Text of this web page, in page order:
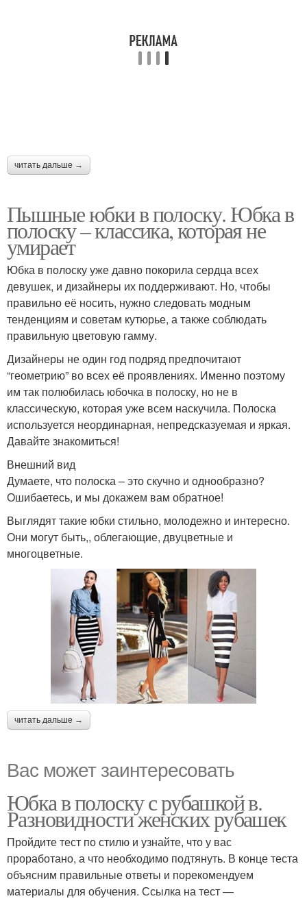
читать дальше →
Пышные юбки в полоску. Юбка в
полоску – классика, которая не
умирает
Юбка в полоску уже давно покорила сердца всех
девушек, и дизайнеры их поддерживают. Но, чтобы
правильно её носить, нужно следовать модным
тенденциям и советам кутюрье, а также соблюдать
правильную цветовую гамму.
Дизайнеры не один год подряд предпочитают
“геометрию” во всех её проявлениях. Именно поэтому
им так полюбилась юбочка в полоску, но не в
классическую, которая уже всем наскучила. Полоска
используется неординарная, непредсказуемая и яркая.
Давайте знакомиться!
Внешний вид
Думаете, что полоска – это скучно и однообразно?
Ошибаетесь, и мы докажем вам обратное!
Выглядят такие юбки стильно, молодежно и интересно.
Они могут быть,, облегающие, двуцветные и
многоцветные.
читать дальше →
Вас может заинтересовать
Юбка в полоску с рубашкой в.
Разновидности женских рубашек
Пройдите тест по стилю и узнайте, что у вас
проработано, а что необходимо подтянуть. В конце теста
объясним правильные ответы и порекомендуем
материалы для обучения. Ссылка на тест —